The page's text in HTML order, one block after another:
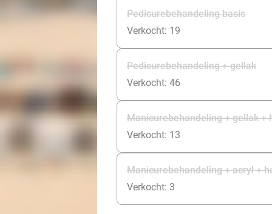
Pedicurebehandeling basis
Verkocht: 19
Pedicurebehandeling + gellak
Verkocht: 46
Manicurebehandeling + gellak +
Verkocht: 13
Manicurebehandeling + acryl +
Verkocht: 3